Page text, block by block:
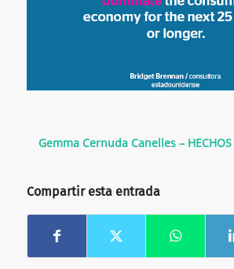
Gemma Cernuda Canelles –
Compartir esta entrada